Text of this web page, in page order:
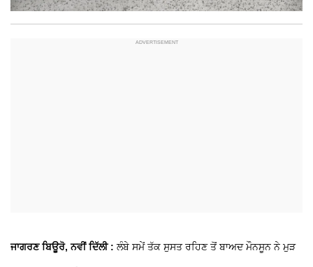
ਜਾਗਰਣ ਬਿਊਰੋ, ਨਵੀਂ ਦਿੱਲੀ :ਲੰਬੇ ਸਮੇਂ ਤੱਕ ਸੁਸਤ ਰਹਿਣ ਤੋਂ ਬਾਅਦ ਮੌਨਸੂਨ ਨੇ ਮੁੜ